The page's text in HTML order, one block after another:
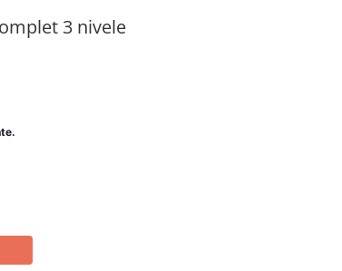
3 nivele